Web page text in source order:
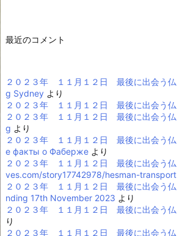
最近のコメント
２０２３年 １１月１２日 最後に出会う仏
g Sydney より
２０２３年 １１月１２日 最後に出会う仏
２０２３年 １１月１２日 最後に出会う仏
g より
２０２３年 １１月１２日 最後に出会う仏
е факты о Фаберже より
２０２３年 １１月１２日 最後に出会う仏
ves.com/story17742978/hesman-transport
２０２３年 １１月１２日 最後に出会う仏
nding 17th November 2023 より
２０２３年 １１月１２日 最後に出会う仏
り
２０２３年 １１月１２日 最後に出会う仏